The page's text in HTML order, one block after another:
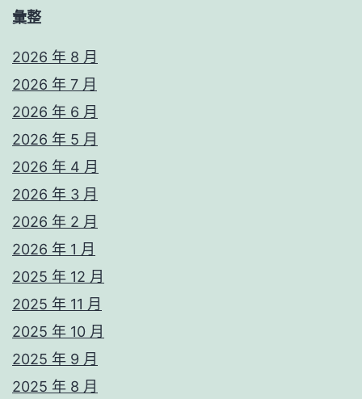
彙整
2026 年 8 月
2026 年 7 月
2026 年 6 月
2026 年 5 月
2026 年 4 月
2026 年 3 月
2026 年 2 月
2026 年 1 月
2025 年 12 月
2025 年 11 月
2025 年 10 月
2025 年 9 月
2025 年 8 月